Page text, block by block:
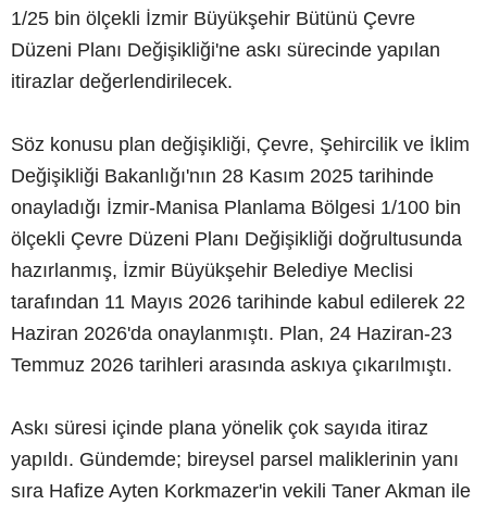
1/25 bin ölçekli İzmir Büyükşehir Bütünü Çevre
Düzeni Planı Değişikliği'ne askı sürecinde yapılan
itirazlar değerlendirilecek.
Söz konusu plan değişikliği, Çevre, Şehircilik ve İklim
Değişikliği Bakanlığı'nın 28 Kasım 2025 tarihinde
onayladığı İzmir-Manisa Planlama Bölgesi 1/100 bin
ölçekli Çevre Düzeni Planı Değişikliği doğrultusunda
hazırlanmış, İzmir Büyükşehir Belediye Meclisi
tarafından 11 Mayıs 2026 tarihinde kabul edilerek 22
Haziran 2026'da onaylanmıştı. Plan, 24 Haziran-23
Temmuz 2026 tarihleri arasında askıya çıkarılmıştı.
Askı süresi içinde plana yönelik çok sayıda itiraz
yapıldı. Gündemde; bireysel parsel maliklerinin yanı
sıra Hafize Ayten Korkmazer'in vekili Taner Akman ile